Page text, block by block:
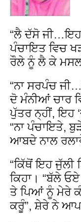
“ਲੈ ਦੱਸੋ
ਪੰਚਾਇਤ ਵਿਚ
ਰੌਲੇ ਨੂੰ ਲੈ ਕੇ
“ਨਾ ਸਰਪੰਚ
ਦੋ ਮੰਨੀਆਂ ਚਾਰ
ਪੁੱਤਰ ਨ੍ਹੀਂ, ਇਹ
“ਨਾ ਪੰਚਾਇਤੇ,
ਆਬਦੇ ਨਾਲ
“ਕਿੱਥੋਂ ਇਹ ਜੁੱਲੀ
ਕਿਹਾ। “ਬੱਲੇ
ਤੇ ਪਿਆਂ ਨੂੰ ਮੇਰੇ
ਕਰੂੰ”, ਸ਼ੇਰੇ ਨੇ